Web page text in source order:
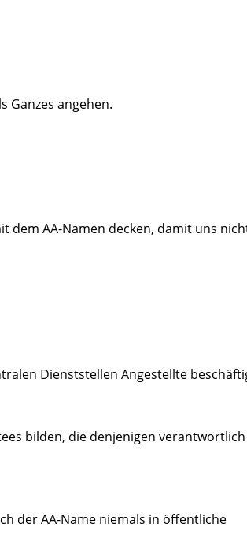
Ganzes angehen.
AA-Namen decken, damit uns
Dienststellen Angestellte
bilden, die denjenigen
der AA-Name niemals in öffentliche